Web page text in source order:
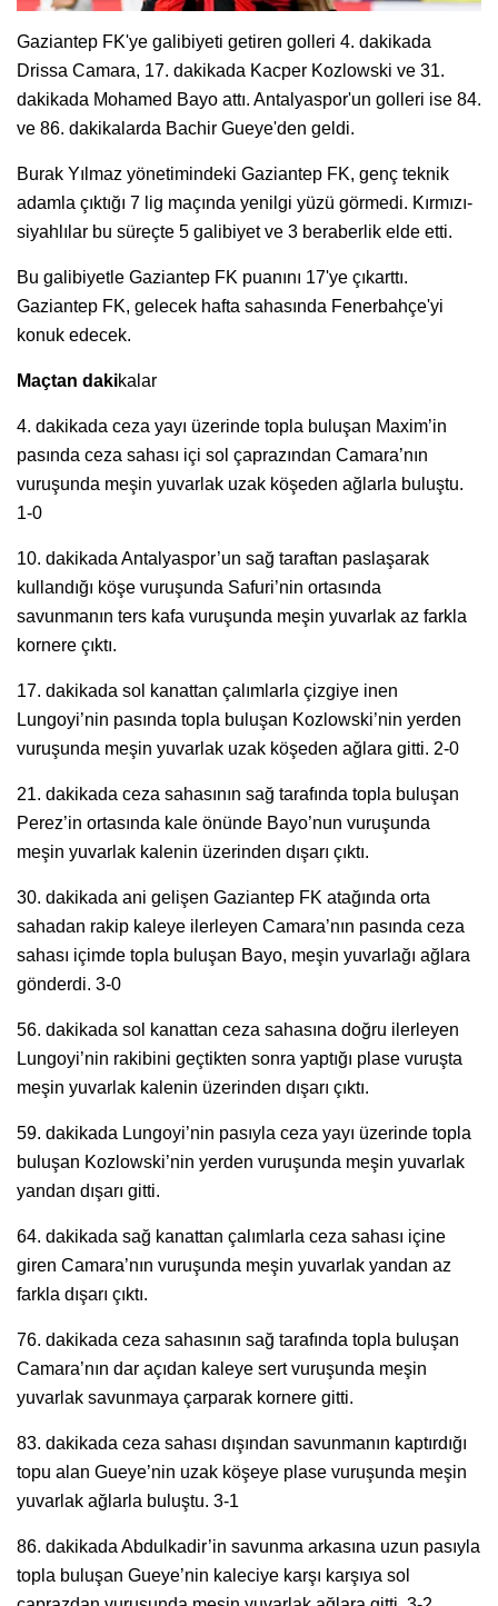
Gaziantep FK'ye galibiyeti getiren golleri 4. dakikada
Drissa Camara, 17. dakikada Kacper Kozlowski ve 31.
dakikada Mohamed Bayo attı. Antalyaspor'un golleri ise 84.
ve 86. dakikalarda Bachir Gueye'den geldi.
Burak Yılmaz yönetimindeki Gaziantep FK, genç teknik
adamla çıktığı 7 lig maçında yenilgi yüzü görmedi. Kırmızı-
siyahlılar bu süreçte 5 galibiyet ve 3 beraberlik elde etti.
Bu galibiyetle Gaziantep FK puanını 17'ye çıkarttı.
Gaziantep FK, gelecek hafta sahasında Fenerbahçe'yi
konuk edecek.
Maçtan dakikalar
4. dakikada ceza yayı üzerinde topla buluşan Maxim’in
pasında ceza sahası içi sol çaprazından Camara’nın
vuruşunda meşin yuvarlak uzak köşeden ağlarla buluştu.
1-0
10. dakikada Antalyaspor’un sağ taraftan paslaşarak
kullandığı köşe vuruşunda Safuri’nin ortasında
savunmanın ters kafa vuruşunda meşin yuvarlak az farkla
kornere çıktı.
17. dakikada sol kanattan çalımlarla çizgiye inen
Lungoyi’nin pasında topla buluşan Kozlowski’nin yerden
vuruşunda meşin yuvarlak uzak köşeden ağlara gitti. 2-0
21. dakikada ceza sahasının sağ tarafında topla buluşan
Perez’in ortasında kale önünde Bayo’nun vuruşunda
meşin yuvarlak kalenin üzerinden dışarı çıktı.
30. dakikada ani gelişen Gaziantep FK atağında orta
sahadan rakip kaleye ilerleyen Camara’nın pasında ceza
sahası içimde topla buluşan Bayo, meşin yuvarlağı ağlara
gönderdi. 3-0
56. dakikada sol kanattan ceza sahasına doğru ilerleyen
Lungoyi’nin rakibini geçtikten sonra yaptığı plase vuruşta
meşin yuvarlak kalenin üzerinden dışarı çıktı.
59. dakikada Lungoyi’nin pasıyla ceza yayı üzerinde topla
buluşan Kozlowski’nin yerden vuruşunda meşin yuvarlak
yandan dışarı gitti.
64. dakikada sağ kanattan çalımlarla ceza sahası içine
giren Camara’nın vuruşunda meşin yuvarlak yandan az
farkla dışarı çıktı.
76. dakikada ceza sahasının sağ tarafında topla buluşan
Camara’nın dar açıdan kaleye sert vuruşunda meşin
yuvarlak savunmaya çarparak kornere gitti.
83. dakikada ceza sahası dışından savunmanın kaptırdığı
topu alan Gueye’nin uzak köşeye plase vuruşunda meşin
yuvarlak ağlarla buluştu. 3-1
86. dakikada Abdulkadir’in savunma arkasına uzun pasıyla
topla buluşan Gueye’nin kaleciye karşı karşıya sol